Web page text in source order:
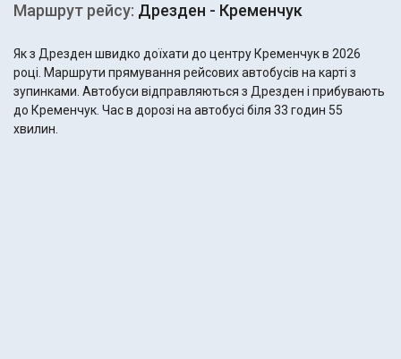
Маршрут рейсу: Дрезден - Кременчук
Як з Дрезден швидко доїхати до центру Кременчук в 2026
році. Маршрути прямування рейсових автобусів на карті з
зупинками. Автобуси відправляються з Дрезден і прибувають
до Кременчук. Час в дорозі на автобусі біля 33 годин 55
хвилин.